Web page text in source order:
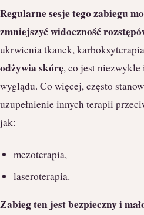
Regularne sesje tego zabiegu
zmniejszyć widoczność
ukrwienia tkanek, karboksyterapia
odżywia skórę, co jest niezwykle
wyglądu. Co więcej, często
uzupełnienie innych terapii
jak:
mezoterapia,
laseroterapia.
Zabieg ten jest bezpieczny i